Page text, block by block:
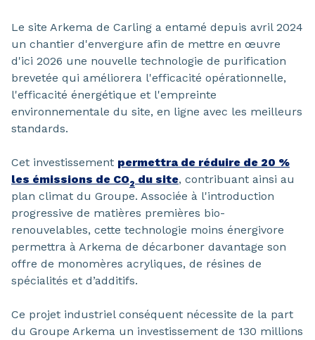
Le site Arkema de Carling a entamé depuis avril 2024
un chantier d'envergure afin de mettre en œuvre
d'ici 2026 une nouvelle technologie de purification
brevetée qui améliorera l'efficacité opérationnelle,
l'efficacité énergétique et l'empreinte
environnementale du site, en ligne avec les meilleurs
standards.
Cet investissement permettra de réduire de 20 %
les émissions de CO2 du site, contribuant ainsi au
plan climat du Groupe. Associée à l'introduction
progressive de matières premières bio-
renouvelables, cette technologie moins énergivore
permettra à Arkema de décarboner davantage son
offre de monomères acryliques, de résines de
spécialités et d’additifs.
Ce projet industriel conséquent nécessite de la part
du Groupe Arkema un investissement de 130 millions